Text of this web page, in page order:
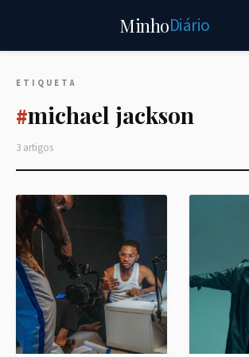
MinhoDiário
ETIQUETA
#michael jackson
3 artigos